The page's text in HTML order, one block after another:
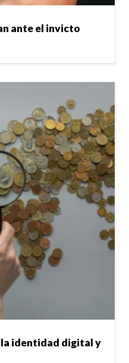
ante el invicto
identidad digital y